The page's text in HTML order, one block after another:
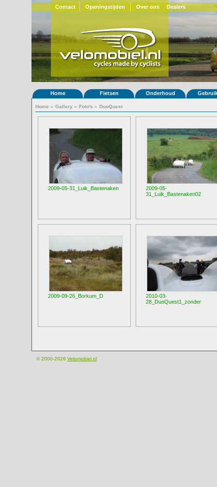
Contact Openingstijden Over ons Dealers
Home Fietsen Onderhoud
Home » Gallery » Foto's » DuoQuest
2009-05-31_Luik_Bastenaken
2009-05-
31_Luik_Bastenaken02
2009-09-26_Borkum_D
2010-03-
28_DuoQuest1_zonder
© 2000-2026 Velomobiel.nl